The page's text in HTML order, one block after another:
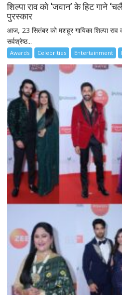
शिल्पा राव को ‘जवान’ के हिट गाने
पुरस्कार
आज, 23 सितंबर को मशहूर गायिका शिल्पा राव
सर्वश्रेष्ठ...
Awards Celebrities Entertainment